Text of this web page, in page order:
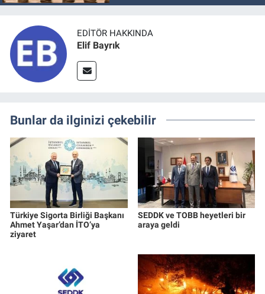
EDITÖR HAKKINDA
Elif Bayrık
Bunlar da ilginizi çekebilir
Türkiye Sigorta Birliği Başkanı
Ahmet Yaşar’dan İTO’ya
ziyaret
SEDDK ve TOBB heyetleri bir
araya geldi